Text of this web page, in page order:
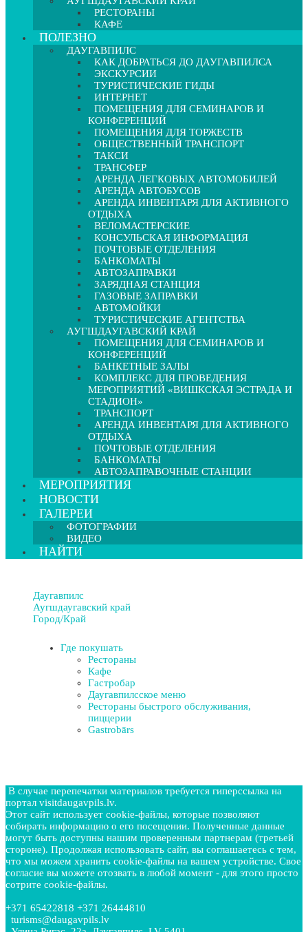
РЕСТОРАНЫ
КАФЕ
ПОЛЕЗНО
ДАУГАВПИЛС
КАК ДОБРАТЬСЯ ДО ДАУГАВПИЛСА
ЭКСКУРСИИ
ТУРИСТИЧЕСКИЕ ГИДЫ
ИНТЕРНЕТ
ПОМЕЩЕНИЯ ДЛЯ СЕМИНАРОВ И
КОНФЕРЕНЦИЙ
ПОМЕЩЕНИЯ ДЛЯ ТОРЖЕСТВ
ОБЩЕСТВЕННЫЙ ТРАНСПОРТ
ТАКСИ
ТРАНСФЕР
АРЕНДА ЛЕГКОВЫХ АВТОМОБИЛЕЙ
АРЕНДА АВТОБУСОВ
АРЕНДА ИНВЕНТАРЯ ДЛЯ АКТИВНОГО
ОТДЫХА
ВЕЛОМАСТЕРСКИЕ
КОНСУЛЬСКАЯ ИНФОРМАЦИЯ
ПОЧТОВЫЕ ОТДЕЛЕНИЯ
БАНКОМАТЫ
АВТОЗАПРАВКИ
ЗАРЯДНАЯ СТАНЦИЯ
ГАЗОВЫЕ ЗАПРАВКИ
АВТОМОЙКИ
ТУРИСТИЧЕСКИЕ АГЕНТСТВА
АУГШДАУГАВСКИЙ КРАЙ
ПОМЕЩЕНИЯ ДЛЯ СЕМИНАРОВ И
КОНФЕРЕНЦИЙ
БАНКЕТНЫЕ ЗАЛЫ
КОМПЛЕКС ДЛЯ ПРОВЕДЕНИЯ
МЕРОПРИЯТИЙ «ВИШКСКАЯ ЭСТРАДА И
СТАДИОН»
ТРАНСПОРТ
АРЕНДА ИНВЕНТАРЯ ДЛЯ АКТИВНОГО
ОТДЫХА
ПОЧТОВЫЕ ОТДЕЛЕНИЯ
БАНКОМАТЫ
АВТОЗАПРАВОЧНЫЕ СТАНЦИИ
МЕРОПРИЯТИЯ
НОВОСТИ
ГАЛЕРЕИ
ФОТОГРАФИИ
ВИДЕО
НАЙТИ
Даугавпилс
Аугшдаугавский край
Город/Край
Где покушать
Рестораны
Кафе
Гастробар
Даугавпилсское меню
Рестораны быстрого обслуживания,
пиццерии
Gastrobārs
В случае перепечатки материалов требуется гиперссылка на
портал visitdaugavpils.lv.
Этот сайт использует cookie-файлы, которые позволяют
собирать информацию о его посещении. Полученные данные
могут быть доступны нашим проверенным партнерам (третьей
стороне). Продолжая использовать сайт, вы соглашаетесь с тем,
что мы можем хранить cookie-файлы на вашем устройстве. Свое
согласие вы можете отозвать в любой момент - для этого просто
сотрите cookie-файлы.
+371 65422818 +371 26444810
turisms@daugavpils.lv